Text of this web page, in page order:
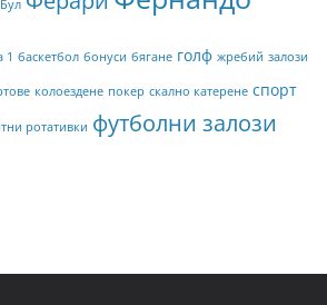
1 баскетбол бонуси бягане голф жребий залози
колоездене покер скално катерене спорт
ротативки футболни залози